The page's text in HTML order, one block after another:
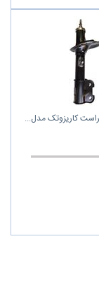
کاریزوتک مدل